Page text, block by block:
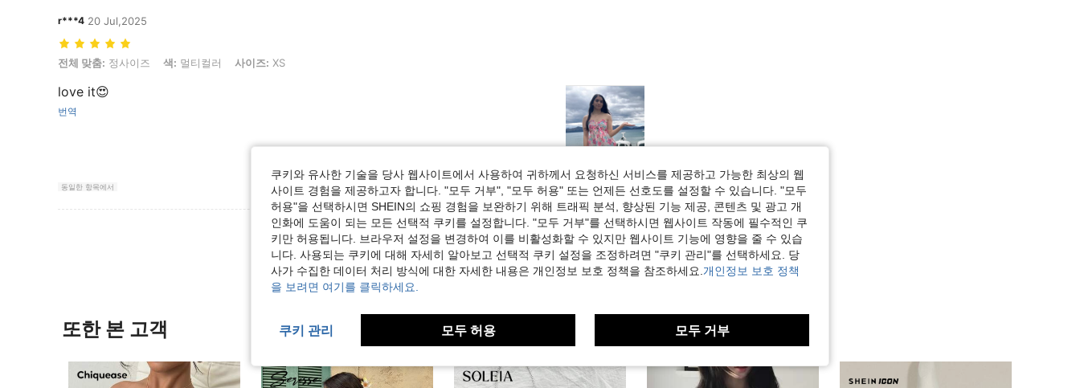
r***4 20 Jul,2025
전체 맞춤: 정사이즈, 색: 멀티컬러, 사이즈: XS
전체 맞춤: 정사이즈 색: 멀티컬러 사이즈: XS
love it😍
번역
동일한 항목에서 도움이 됨 (3)
리뷰 더 보기
또한 본 고객
쿠키와 유사한 기술을 당사 웹사이트에서 사용하여 귀하께서 요청하신 서비스를 제공하고 가능한 최상의 웹
사이트 경험을 제공하고자 합니다. "모두 거부", "모두 허용" 또는 언제든 선호도를 설정할 수 있습니다. "모두
허용"을 선택하시면 SHEIN의 쇼핑 경험을 보완하기 위해 트래픽 분석, 향상된 기능 제공, 콘텐츠 및 광고 개
인화에 도움이 되는 모든 선택적 쿠키를 설정합니다. "모두 거부"를 선택하시면 웹사이트 작동에 필수적인 쿠
키만 허용됩니다. 브라우저 설정을 변경하여 이를 비활성화할 수 있지만 웹사이트 기능에 영향을 줄 수 있습
니다. 사용되는 쿠키에 대해 자세히 알아보고 선택적 쿠키 설정을 조정하려면 "쿠키 관리"를 선택하세요. 당
사가 수집한 데이터 처리 방식에 대한 자세한 내용은 개인정보 보호 정책을 참조하세요. 개인정보 보호 정책
을 보려면 여기를 클릭하세요.
쿠키 관리 모두 허용 모두 거부